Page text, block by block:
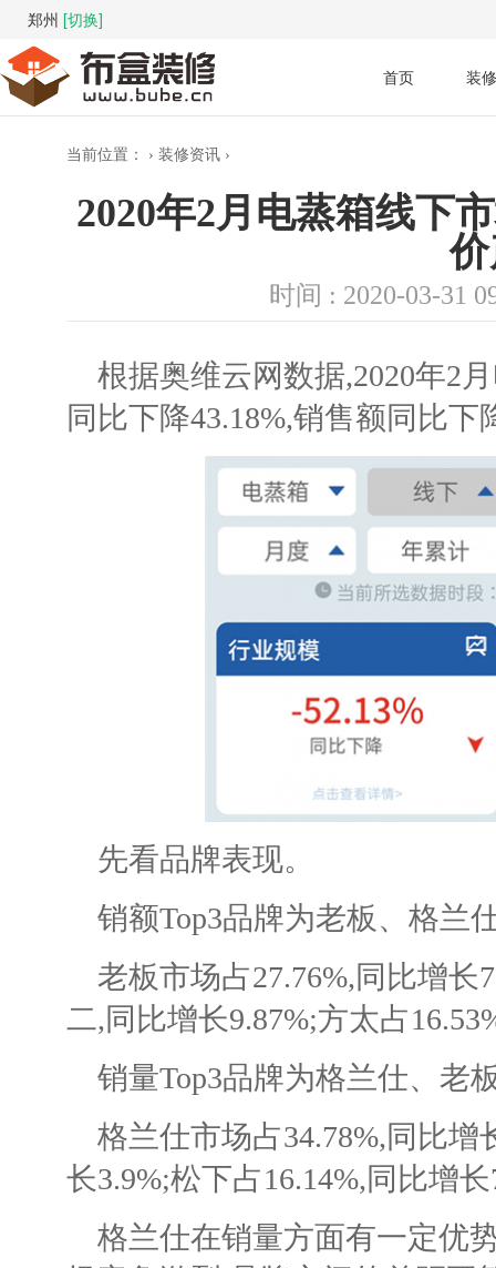
郑州 [切换]
首页 装
当前位置： › 装修资讯 ›
2020年2月电蒸箱线下
时间 : 2020-03-31
根据奥维云网数据,2020年2
同比下降43.18%,销售额同比下
先看品牌表现。
销额Top3品牌为老板、格兰
老板市场占27.76%,同比增长
二,同比增长9.87%;方太占
销量Top3品牌为格兰仕、老
格兰仕市场占34.78%,同比增
长3.9%;松下占16.14%,同比增
格兰仕在销量方面有一定优